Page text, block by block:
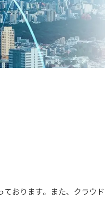
おります。また、クラウド